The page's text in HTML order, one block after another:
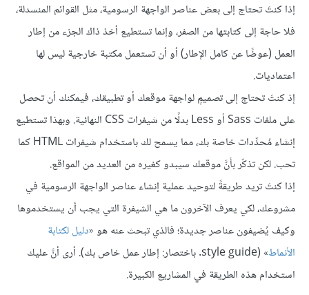
إذا كنتَ تحتاج إلى بعض عناصر الواجهة الرسومية، مثل القوائم المنسدلة،
فلا حاجة إلى كتابتها من الصفر، وإنما تستطيع أخذ ذاك الجزء من إطار
العمل (عوضًا عن كامل الإطار) أو أن تستعمل مكتبة خارجية ليس لها
اعتماديات.
إذ كنتَ تحتاج إلى تصميمٍ لواجهة موقعك أو تطبيقك، فيمكنك أن تحصل
على ملفات Sass أو Less بدلًا من شيفرات CSS النهائية. وبهذا تستطيع
إنشاء مُحدِّدات خاصة بك، مما يسمح لك باستخدام شيفرات HTML كما
تحب. لكن تذكّر بأنَّ موقعك سيبدو كغيره من العديد من المواقع.
إذا كنتَ تريد طريقةً لتوحيد عملية إنشاء عناصر الواجهة الرسومية في
مشروعك، لكي يعرف الآخرون ما هي الشيفرة التي يجب أن يستخدموها
وكيف يُضيفون عناصر جديدة؛ فالذي تبحث عنه هو «دليل لكتابة
الأنماط
» (style guide. باختصار: إطار عمل خاص بك). أرى أنَّ عليك
استخدام هذه الطريقة في المشاريع الكبيرة.